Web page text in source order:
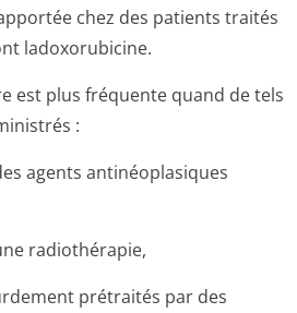
chez des patients traités
ladoxorubicine.
est plus fréquente quand de tels
:
agents antinéoplasiques
radiothérapie,
prétraités par des